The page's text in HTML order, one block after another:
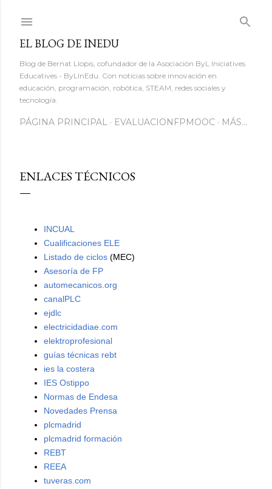
EL BLOG DE INEDU
Blog de Bernat Llopis, cofundador de la Asociación ByL Iniciatives
Educatives - ByLInEdu. Con noticias sobre innovación en
educación, programación, robótica, STEAM, redes sociales y
tecnología.
PÁGINA PRINCIPAL EVALUACIONFPMOOC MÁS…
ENLACES TÉCNICOS
INCUAL
Cualificaciones ELE
Listado de ciclos (MEC)
Asesoría de FP
automecanicos.org
canalPLC
ejdlc
electricidadiae.com
elektroprofesional
guías técnicas rebt
ies la costera
IES Ostippo
Normas de Endesa
Novedades Prensa
plcmadrid
plcmadrid formación
REBT
REEA
tuveras.com